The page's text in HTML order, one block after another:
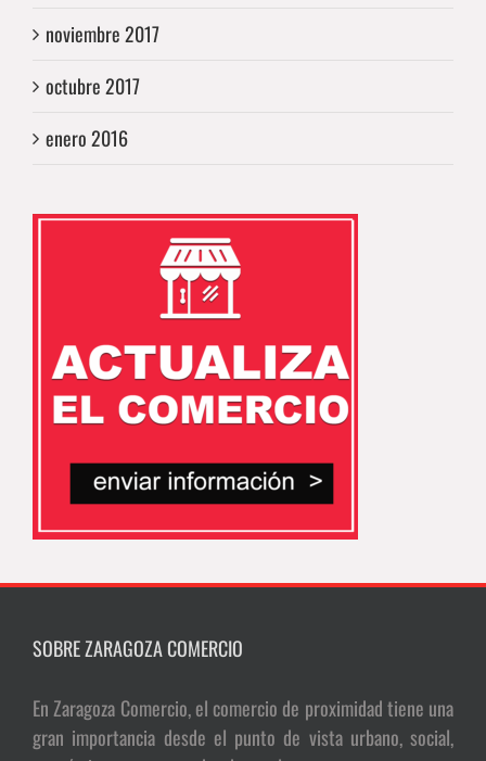
noviembre 2017
octubre 2017
enero 2016
SOBRE ZARAGOZA COMERCIO
En Zaragoza Comercio, el comercio de proximidad tiene una
gran importancia desde el punto de vista urbano, social,